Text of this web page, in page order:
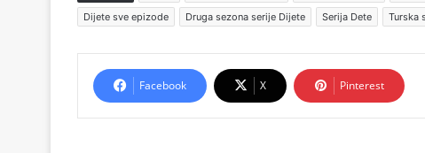
Dijete sve epizode
Druga sezona serije Dijete Serija Dete Turska
Facebook X Pinterest